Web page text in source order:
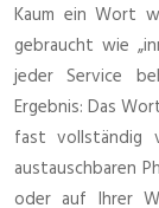
Kaum ein Wort
gebraucht wie
jeder Service
Ergebnis: Das
fast vollständig
austauschbaren
oder auf Ihrer